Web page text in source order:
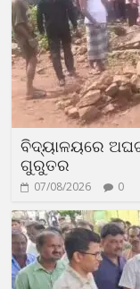
ବିଦ୍ୟାଳୟରେ
ଗୁରୁତର
07/08/2026 0